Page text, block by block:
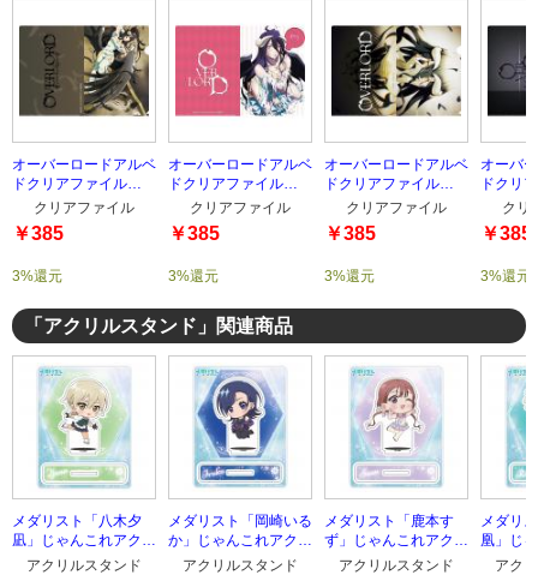
オーバーロードアルベ
ドクリアファイル
type-4クリアファイル
￥385
3%還元
オーバーロードアルベ
ドクリアファイル
type-3クリアファイル
￥385
3%還元
オーバーロードアルベ
ドクリアファイル
type-2クリアファイル
￥385
3%還元
オーバ
ドクリ
type-1
クリ
￥385
3%還元
「アクリルスタンド」関連商品
メダリスト「八木夕
凪」じゃんこれアクリ
ルスタンド
アクリルスタンド
メダリスト「岡崎いる
か」じゃんこれアクリ
ルスタンド
アクリルスタンド
メダリスト「鹿本す
ず」じゃんこれアクリ
ルスタンド
アクリルスタンド
メダリ
凰」じ
ルスタ
アク